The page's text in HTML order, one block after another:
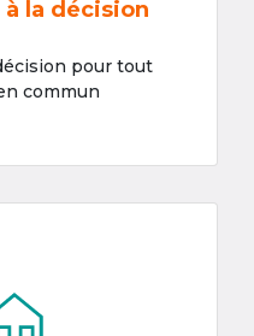
la décision
pour tout
commun